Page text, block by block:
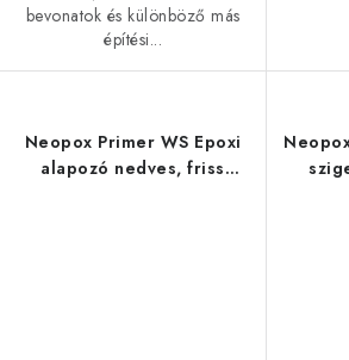
bevonatok és különböző más
építési...
Neopox Primer WS Epoxi
alapozó nedves, friss